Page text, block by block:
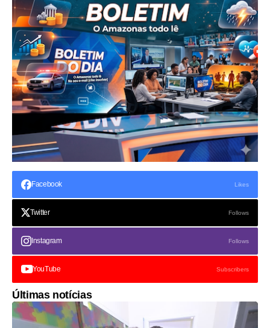
Facebook Likes
Twitter Follows
Instagram Follows
YouTube Subscribers
Últimas notícias